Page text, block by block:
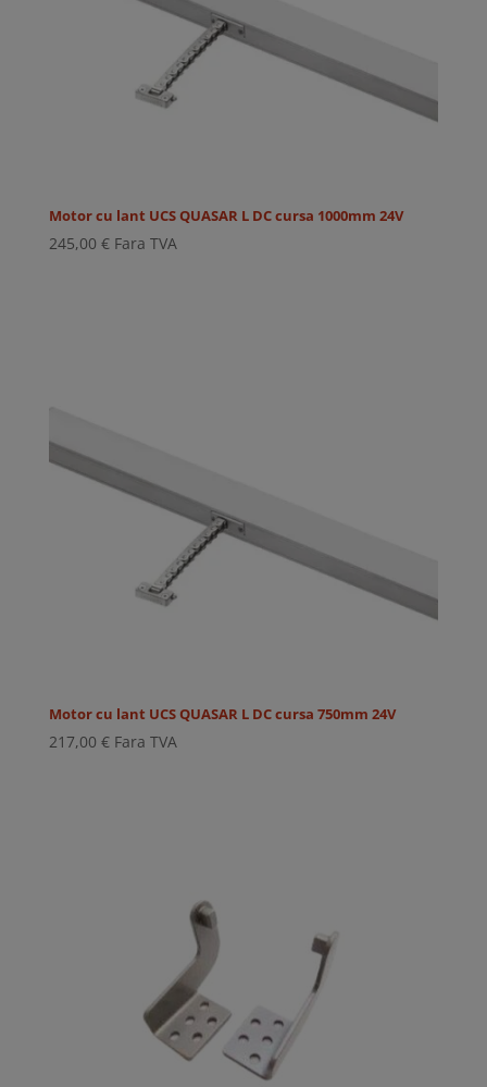
Motor cu lant UCS QUASAR L DC cursa 1000mm 24V
245,00 € Fara TVA
Motor cu lant UCS QUASAR L DC cursa 750mm 24V
217,00 € Fara TVA